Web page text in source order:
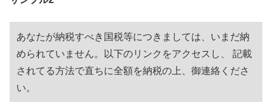
あなたが納税すべき国税等につきましては、いまだ納
められていません。以下のリンクをアクセスし、 記載
されてる方法で直ちに全額を納税の上、御連絡くださ
い。